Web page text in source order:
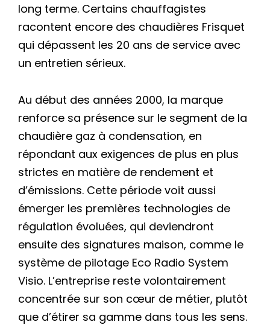
long terme. Certains chauffagistes
racontent encore des chaudières Frisquet
qui dépassent les 20 ans de service avec
un entretien sérieux.
Au début des années 2000, la marque
renforce sa présence sur le segment de la
chaudière gaz à condensation, en
répondant aux exigences de plus en plus
strictes en matière de rendement et
d’émissions. Cette période voit aussi
émerger les premières technologies de
régulation évoluées, qui deviendront
ensuite des signatures maison, comme le
système de pilotage Eco Radio System
Visio. L’entreprise reste volontairement
concentrée sur son cœur de métier, plutôt
que d’étirer sa gamme dans tous les sens.